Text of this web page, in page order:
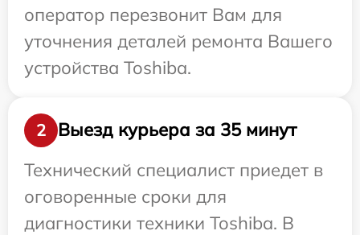
оператор перезвонит Вам для
уточнения деталей ремонта Вашего
устройства Toshiba.
2
Выезд курьера за 35 минут
Технический специалист приедет в
оговоренные сроки для
диагностики техники Toshiba. В